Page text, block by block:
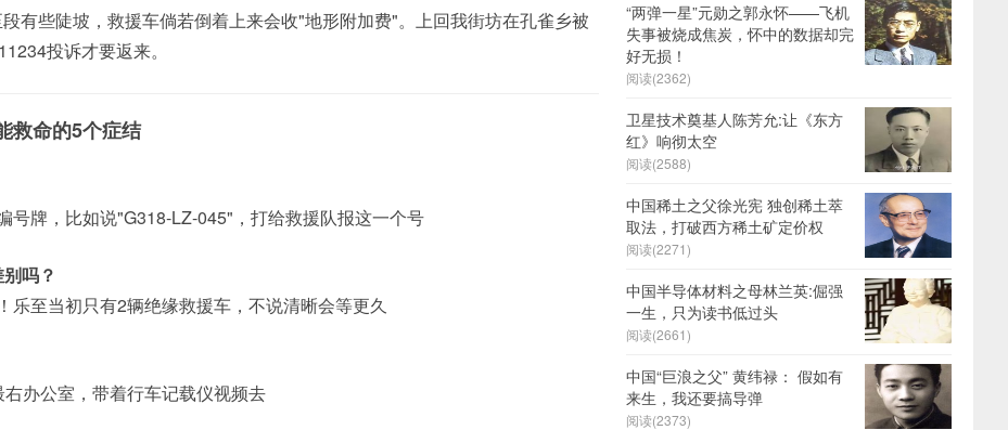
有些陡坡，救援车倘若倒着上来会收"地形附加费"。上回我街坊在孔雀乡被
投诉才要返来。
救命的5个症结
号牌，比如说"G318-LZ-045"，打给救援队报这一个号
吗？
乐至当初只有2辆绝缘救援车，不说清晰会等更久
办公室，带着行车记载仪视频去
“两弹一星”元勋之郭永怀——飞机
失事被烧成焦炭，怀中的数据却完
好无损！
阅读(2362)
卫星技术奠基人陈芳允:让《东方
红》响彻太空
阅读(2588)
中国稀土之父徐光宪 独创稀土萃
取法，打破西方稀土矿定价权
阅读(2271)
中国半导体材料之母林兰英:倔强
一生，只为读书低过头
阅读(2661)
中国“巨浪之父” 黄纬禄： 假如有
来生，我还要搞导弹
阅读(2373)